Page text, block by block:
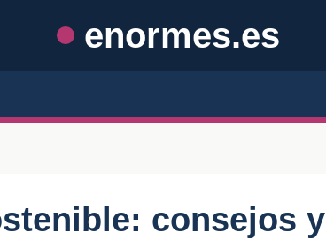
enormes.es
consejos y